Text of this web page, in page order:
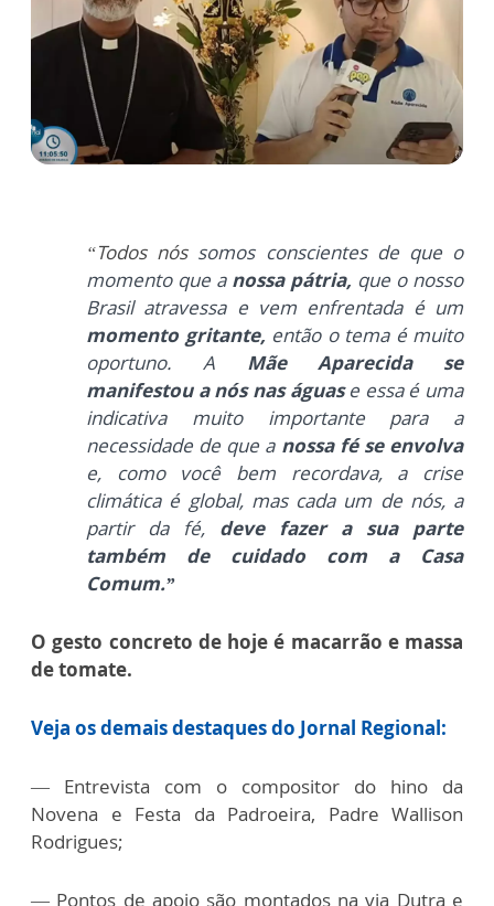
“Todos nós somos conscientes de que o
momento que a nossa pátria, que o nosso
Brasil atravessa e vem enfrentada é um
momento gritante, então o tema é muito
oportuno.A Mãe Aparecida se
manifestou a nós nas águase essa é uma
indicativa muito importante para a
necessidade de que a nossa fé se envolva
e, como você bem recordava, a crise
climática é global, mas cada um de nós, a
partir da fé, deve fazer a sua parte
também de cuidado com a Casa
Comum.”
O gesto concreto de hoje é macarrão e massa
de tomate.
Veja os demais destaques do Jornal Regional:
— Entrevista com o compositor do hino da
Novena e Festa da Padroeira, Padre Wallison
Rodrigues;
— Pontos de apoio são montados na via Dutra e